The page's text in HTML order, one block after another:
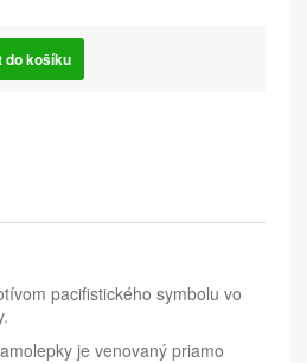
do košíku
pacifistického symbolu vo
je venovaný priamo